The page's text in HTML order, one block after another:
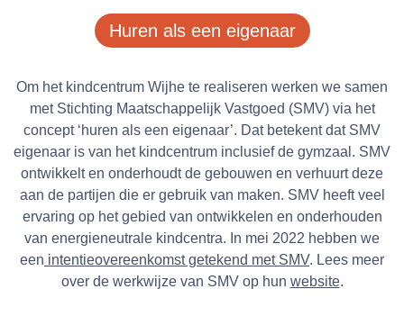
Huren als een eigenaar
Om het kindcentrum Wijhe te realiseren werken we samen
met Stichting Maatschappelijk Vastgoed (SMV) via het
concept ‘huren als een eigenaar’. Dat betekent dat SMV
eigenaar is van het kindcentrum inclusief de gymzaal. SMV
ontwikkelt en onderhoudt de gebouwen en verhuurt deze
aan de partijen die er gebruik van maken. SMV heeft veel
ervaring op het gebied van ontwikkelen en onderhouden
van energieneutrale kindcentra. In mei 2022 hebben we
een intentieovereenkomst getekend met SMV. Lees meer
over de werkwijze van SMV op hun website.